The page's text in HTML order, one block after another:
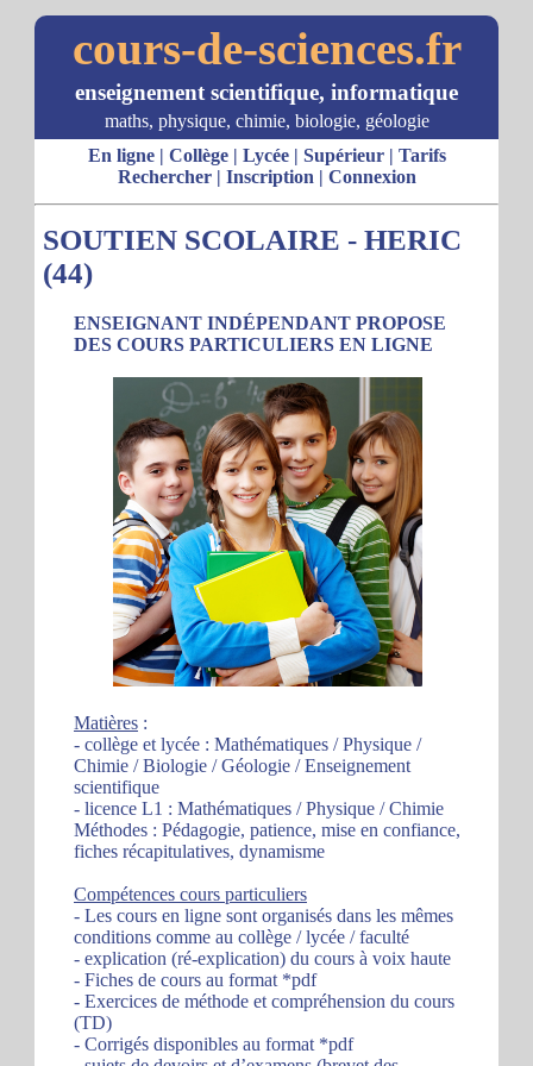
cours-de-sciences.fr
enseignement scientifique, informatique
maths, physique, chimie, biologie, géologie
En ligne| Collège| Lycée| Supérieur| Tarifs
Rechercher| Inscription | Connexion
SOUTIEN SCOLAIRE - HERIC
(44)
ENSEIGNANT INDÉPENDANT PROPOSE
DES COURS PARTICULIERS EN LIGNE
Matières :
- collège et lycée : Mathématiques / Physique /
Chimie / Biologie / Géologie / Enseignement
scientifique
- licence L1 : Mathématiques / Physique / Chimie
Méthodes : Pédagogie, patience, mise en confiance,
fiches récapitulatives, dynamisme
Compétences cours particuliers
- Les cours en ligne sont organisés dans les mêmes
conditions comme au collège / lycée / faculté
- explication (ré-explication) du cours à voix haute
- Fiches de cours au format *pdf
- Exercices de méthode et compréhension du cours
(TD)
- Corrigés disponibles au format *pdf